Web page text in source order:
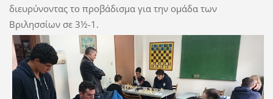
διευρύνοντας το προβάδισμα για την ομάδα των
Βριλησσίων σε 3½-1.